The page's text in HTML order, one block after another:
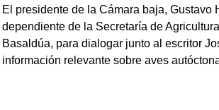
El presidente de la Cámara baja,
dependiente de la Secretaría de
Basaldúa, para dialogar junto al escritor
información relevante sobre aves